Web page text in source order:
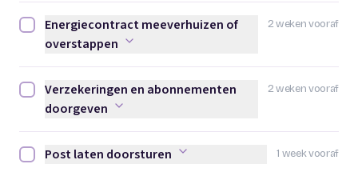
2 weken vooraf
Energiecontract meeverhuizen of overstappen afvinken
Energiecontract meeverhuizen of
overstappen
2 weken vooraf
Verzekeringen en abonnementen doorgeven afvinken
Verzekeringen en abonnementen
doorgeven
1 week vooraf
Post laten doorsturen afvinken
Post laten doorsturen